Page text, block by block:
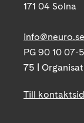
171 04 Solna
info@neuro.se
PG 90 10 07-
75 |
Till